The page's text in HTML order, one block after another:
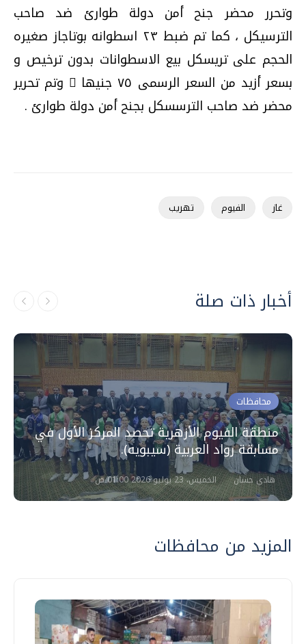
وتحرر محضر جنح أمن دولة طوارئ ضد صاحب
الترسيكل ، كما تم ضبط ٢٣ اسطوانه بوتاجاز صغيره
الحجم على تريسكل بيع الاسطوانات بدون ترخيص و
بسعر أزيد من السعر الرسمى ٧٥ جنيها ً وتم تحرير
محضر ضد صاحب الترسسكل بجنح أمن دولة طوارئ .
غاز الفيوم تهريب
أخبار ذات صلة
محافظات
منطقة الفيوم الأزهرية تحصد المركز الأول في
مسابقة رواد العربية (سيبويه).
هادي حسان الخميس، 23 يوليو 2026 01:00 ص
المزيد من محافظات